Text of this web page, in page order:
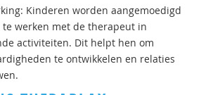
Kinderen worden aangemoedigd
te werken met de therapeut in
activiteiten. Dit helpt hen om
te ontwikkelen en relaties